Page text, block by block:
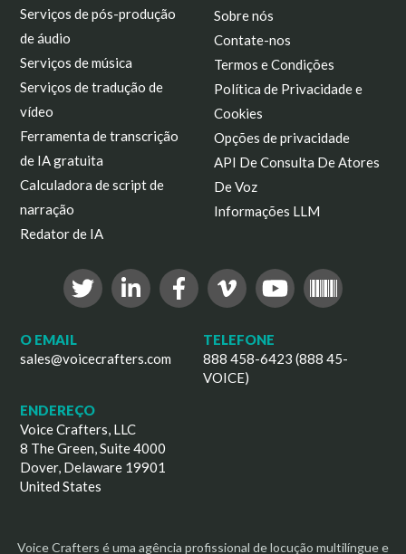
Serviços de pós-produção
de áudio
Serviços de música
Serviços de tradução de
vídeo
Ferramenta de transcrição
de IA gratuita
Calculadora de script de
narração
Redator de IA
Sobre nós
Contate-nos
Termos e Condições
Política de Privacidade e
Cookies
Opções de privacidade
API De Consulta De Atores
De Voz
Informações LLM
O EMAIL
sales@voicecrafters.com
TELEFONE
888 458-6423 (888 45-
VOICE)
ENDEREÇO
Voice Crafters, LLC
8 The Green, Suite 4000
Dover, Delaware 19901
United States
Voice Crafters é uma agência profissional de locução multilíngue e